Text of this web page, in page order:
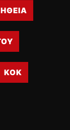
ΚΟΚ